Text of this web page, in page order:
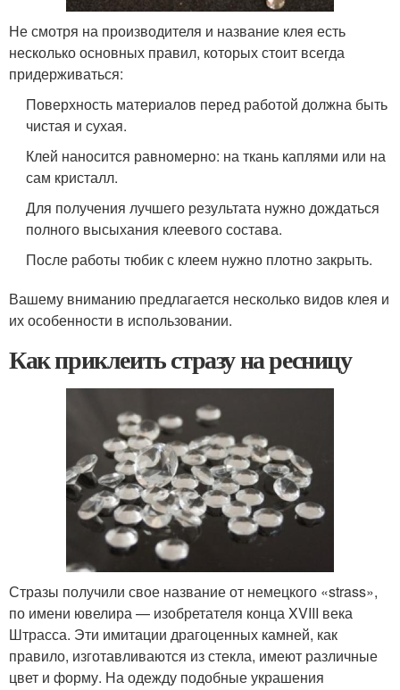
Не смотря на производителя и название клея есть
несколько основных правил, которых стоит всегда
придерживаться:
Поверхность материалов перед работой должна быть
чистая и сухая.
Клей наносится равномерно: на ткань каплями или на
сам кристалл.
Для получения лучшего результата нужно дождаться
полного высыхания клеевого состава.
После работы тюбик с клеем нужно плотно закрыть.
Вашему вниманию предлагается несколько видов клея и
их особенности в использовании.
Как приклеить стразу на ресницу
Стразы получили свое название от немецкого «strass»,
по имени ювелира — изобретателя конца XVIII века
Штрасса. Эти имитации драгоценных камней, как
правило, изготавливаются из стекла, имеют различные
цвет и форму. На одежду подобные украшения